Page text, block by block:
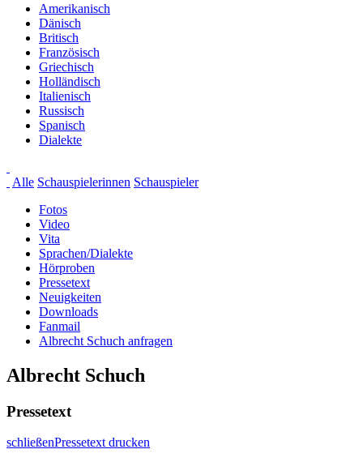
Amerikanisch
Dänisch
Britisch
Französisch
Griechisch
Holländisch
Italienisch
Russisch
Spanisch
Dialekte
Alle Schauspielerinnen Schauspieler
Fotos
Video
Vita
Sprachen/Dialekte
Hörproben
Pressetext
Neuigkeiten
Downloads
Fanmail
Albrecht Schuch anfragen
Albrecht Schuch
Pressetext
schließenPressetext drucken